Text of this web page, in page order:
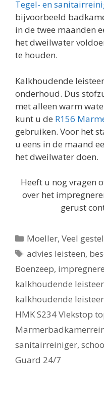
Tegel- en
bijvoorbeeld
in de twee maanden
het dweilwater
te houden.
Kalkhoudende
onderhoud. Dus
met alleen warm
kunt u de R156
gebruiken. Voor het
u eens in de maand
het dweilwater doen.
Heeft u nog vragen
over het
gerust
Categorieën
Moeller,Veel
Tags
advies leisteen,
Boenzeep,
kalkhoudende
kalkhoudende
HMK S234 Vlekstop
sanitairreiniger,
Guard 24/7